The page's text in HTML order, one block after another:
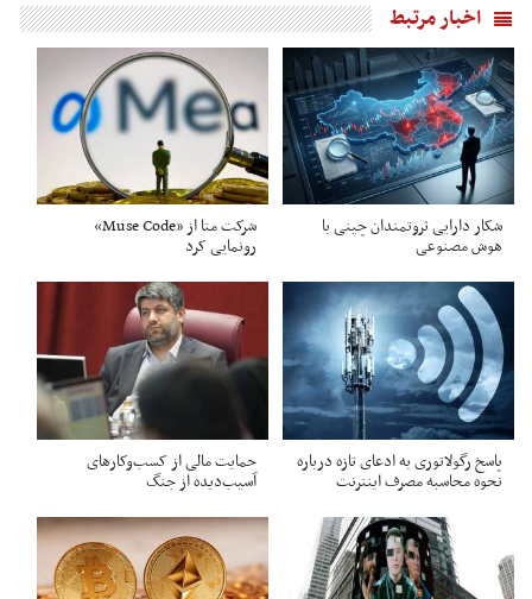
اخبار مرتبط
شکار دارایی ثروتمندان چینی با
هوش مصنوعی
شرکت متا از «Muse Code»
رونمایی کرد
پاسخ رگولاتوری به ادعای تازه درباره
نحوه محاسبه مصرف اینترنت
حمایت مالی از کسب‌وکارهای
آسیب‌دیده از جنگ